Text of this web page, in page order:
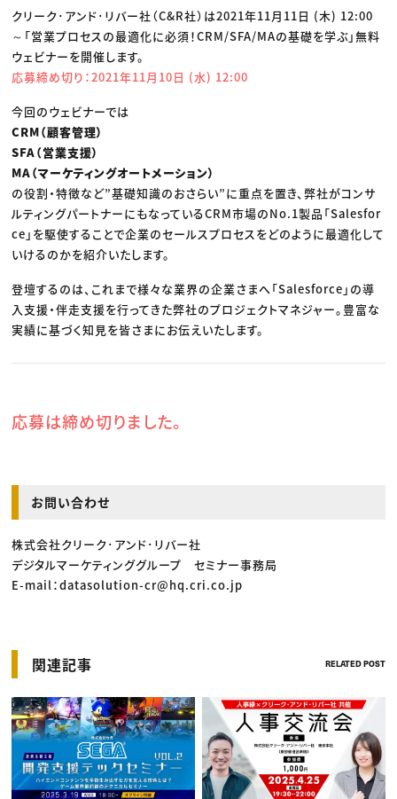
クリエイターインタビュー
C＆R Magazine
ニュース・トレンド トップ
Web
映像
ゲーム・エンタメ
広告
CREATIVE VILLAGEからのお知らせ
クリーク･アンド･リバー社（C&R社）は2021年11月11日 (木) 12:00
～「営業プロセスの最適化に必須！CRM/SFA/MAの基礎​を学ぶ」無料
ウェビナーを開催します。
応募締め切り：2021年11月10日 (水) 12:00
今回のウェビナーでは
CRM（顧客管理）
SFA（営業支援）
MA（マーケティングオートメーション）
の役割・特徴など”基礎知識のおさらい”に重点を置き、弊社がコンサ
ルティングパートナーにもなっているCRM市場のNo.1製品「Salesfor
ce」を駆使することで企業のセールスプロセスをどのように最適化して
いけるのかを紹介いたします。
登壇するのは、これまで様々な業界の企業さまへ「Salesforce」の導
入支援・伴走支援を行ってきた弊社のプロジェクトマネジャー。豊富な
実績に基づく知見を皆さまにお伝えいたします。
応募は締め切りました。
お問い合わせ
株式会社クリーク･アンド･リバー社
デジタルマーケティンググループ セミナー事務局
E-mail：datasolution-cr@hq.cri.co.jp
関連記事 RELATED POST